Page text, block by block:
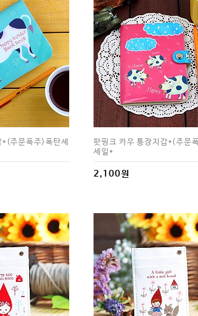
주문폭주)폭탄세
핫핑크 카우 통장지갑*(주문
세일*
2,100원